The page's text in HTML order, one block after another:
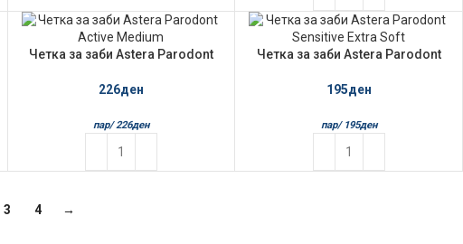
Четка за заби Astera Parodont
226ден
пар/ 226ден
Четка за заби Astera Parodont
195ден
пар/ 195ден
3 4 →